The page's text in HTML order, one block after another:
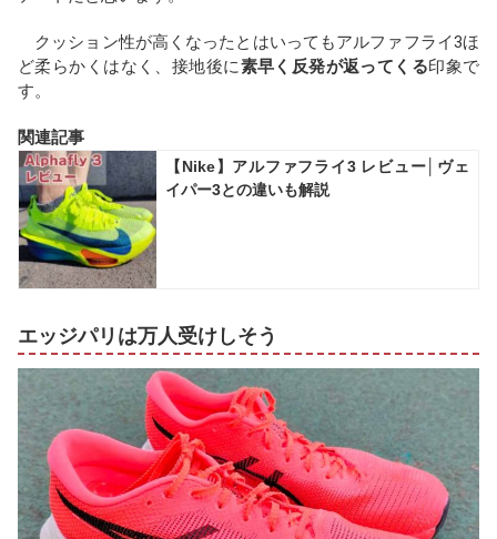
クッション性が高くなったとはいってもアルファフライ3ほ
ど柔らかくはなく、接地後に素早く反発が返ってくる印象で
す。
関連記事
【Nike】アルファフライ3 レビュー│ヴェ
イパー3との違いも解説
エッジパリは万人受けしそう